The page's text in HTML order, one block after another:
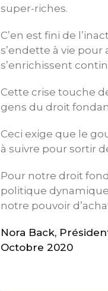
super-riches.
C’en est fini de
s’endette à vie
s’enrichissent
Cette crise touche
gens du droit
Ceci exige que le
à suivre pour sortir
Pour notre droit
politique
notre pouvoir
Nora Back,
Octobre 2020